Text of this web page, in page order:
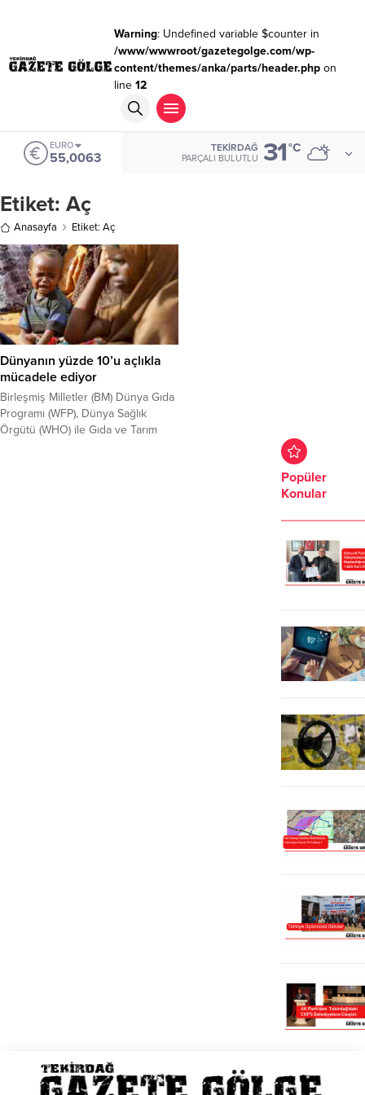
Warning: Undefined variable $counter in
/www/wwwroot/gazetegolge.com/wp-
content/themes/anka/parts/header.phpon
line 12
EURO
55,0063
TEKIRDAĞ
PARÇALI BULUTLU 31°C
Etiket: Aç
Anasayfa Etiket: Aç
Dünyanın yüzde 10’u açlıkla
mücadele ediyor
Birleşmiş Milletler (BM) Dünya Gıda
Programı (WFP), Dünya Sağlık
Örgütü (WHO) ile Gıda ve Tarım
Popüler
Konular